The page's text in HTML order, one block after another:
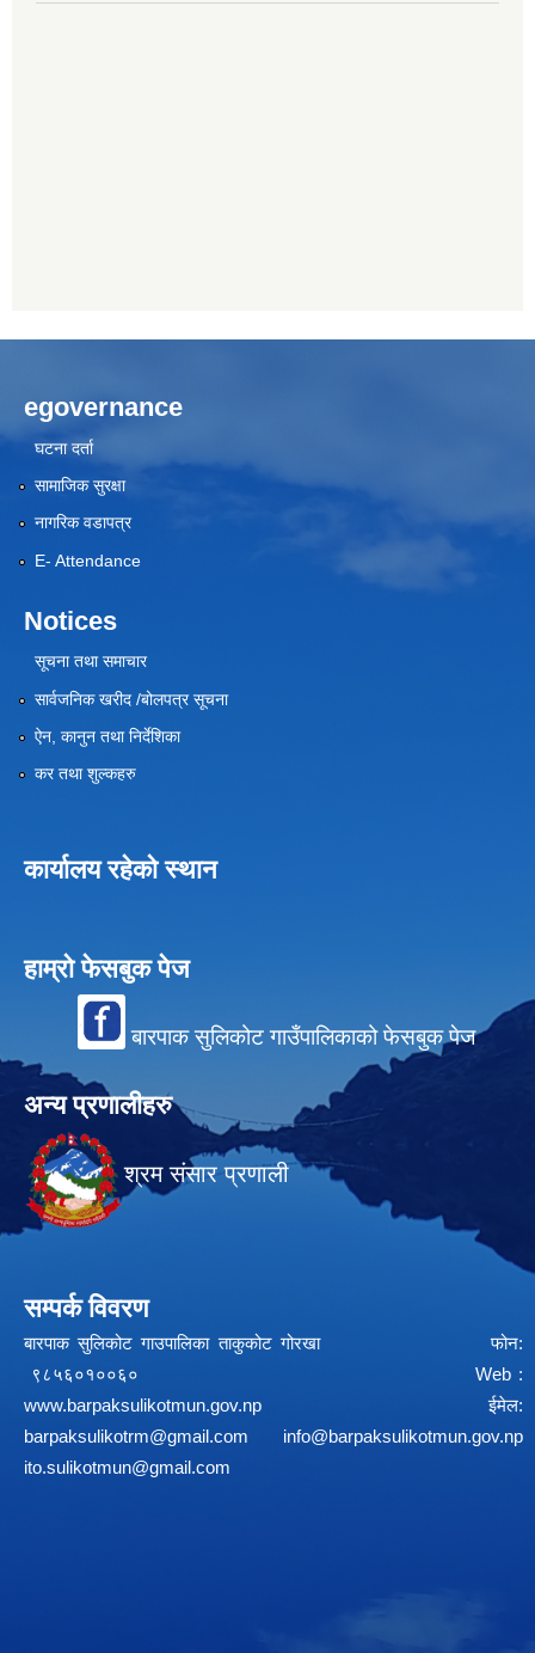
egovernance
घटना दर्ता
सामाजिक सुरक्षा
नागरिक वडापत्र
E- Attendance
Notices
सूचना तथा समाचार
सार्वजनिक खरीद /बोलपत्र सूचना
ऐन, कानुन तथा निर्देशिका
कर तथा शुल्कहरु
कार्यालय रहेको स्थान
हाम्रो फेसबुक पेज
बारपाक सुलिकोट गाउँपालिकाको फेसबुक पेज
अन्य प्रणालीहरु
श्रम संसार प्रणाली
सम्पर्क विवरण
बारपाक सुलिकोट गाउपालिका ताकुकोट गोरखा फोन:
९८५६०१००६० Web :
www.barpaksulikotmun.gov.np
ईमेल:
barpaksulikotrm@gmail.com
info@barpaksulikotmun.gov.np
ito.sulikotmun@gmail.com